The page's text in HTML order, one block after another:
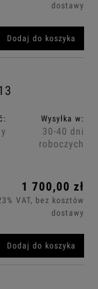
dostawy
Dodaj do koszyka
Wysyłka w:
30-40 dni
roboczych
1 700,00 zł
VAT, bez kosztów
dostawy
Dodaj do koszyka